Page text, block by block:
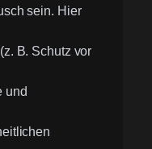
sein. Hier
B. Schutz vor
und